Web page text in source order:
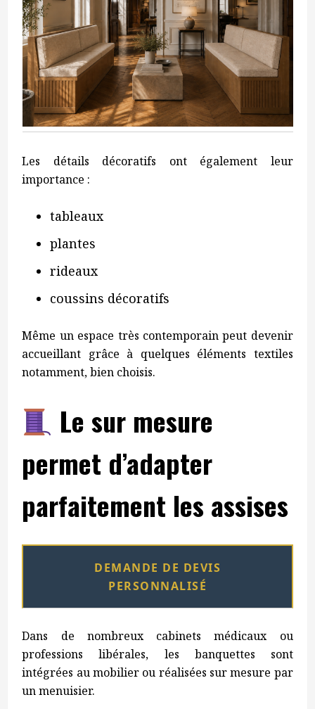
Les détails décoratifs ont également leur
importance :
tableaux
plantes
rideaux
coussins décoratifs
Même un espace très contemporain peut devenir
accueillant grâce à quelques éléments textiles
notamment, bien choisis.
Le sur mesure
permet d’adapter
parfaitement les assises
DEMANDE DE DEVIS
PERSONNALISÉ
Dans de nombreux cabinets médicaux ou
professions libérales, les banquettes sont
intégrées au mobilier ou réalisées sur mesure par
un menuisier.